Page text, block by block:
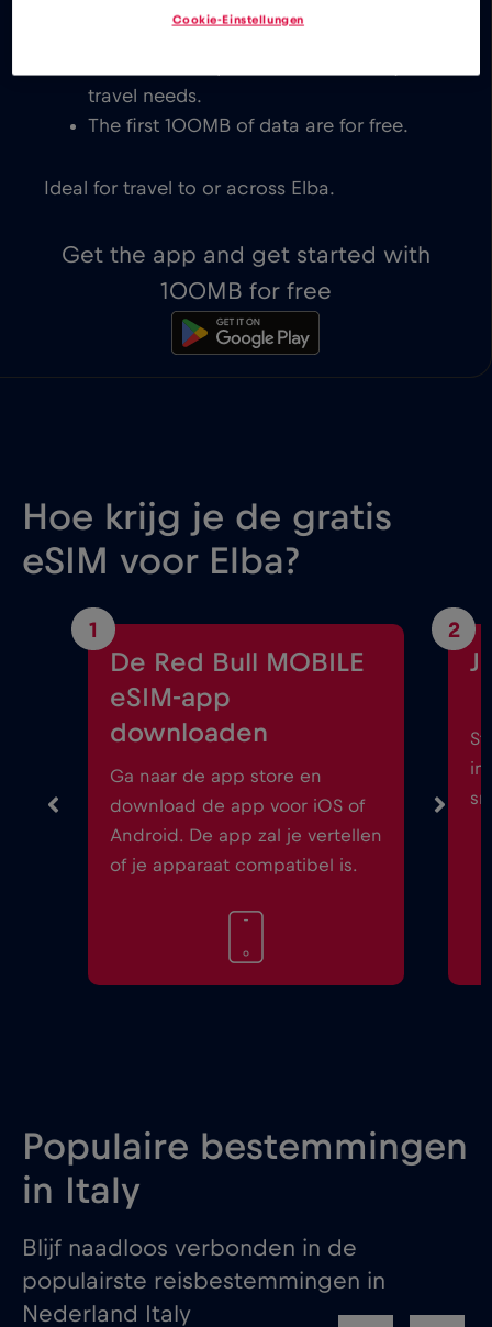
travel needs.
The first 100MB of data are for free.
Ideal for travel to or across Elba.
Get the app and get started with
100MB for free
Hoe krijg je de gratis
eSIM voor Elba?
1
De Red Bull MOBILE
eSIM-app
downloaden
Ga naar de app store en
download de app voor iOS of
Android. De app zal je vertellen
of je apparaat compatibel is.
2
Populaire bestemmingen
in Italy
Blijf naadloos verbonden in de
populairste reisbestemmingen in
Nederland Italy
Cookie-Einstellungen